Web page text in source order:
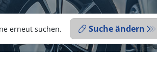
erneut suchen. Suche ändern